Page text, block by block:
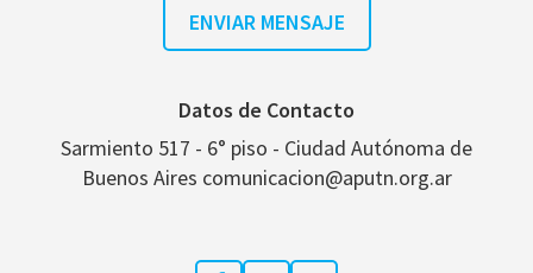
Datos de Contacto
Sarmiento 517 - 6° piso - Ciudad Autónoma de
Buenos Aires comunicacion@aputn.org.ar